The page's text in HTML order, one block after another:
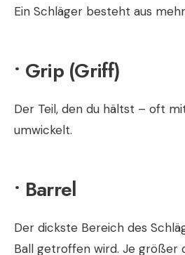
Ein Schläger besteht aus
• Grip (Griff)
Der Teil, den du hältst – oft
umwickelt.
• Barrel
Der dickste Bereich des
Ball getroffen wird. Je größer